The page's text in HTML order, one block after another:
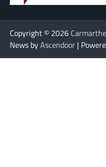
Copyright © 2026
News byAscendoor |